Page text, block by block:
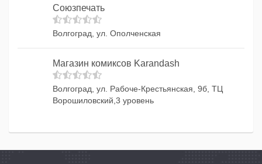
Союзпечать
Волгоград, ул. Ополченская
Магазин комиксов Karandash
Волгоград, ул. Рабоче-Крестьянская, 9б, ТЦ
Ворошиловский,3 уровень